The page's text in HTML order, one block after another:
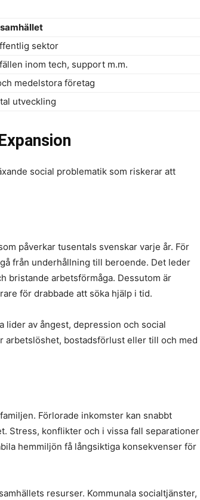
sektor
inom tech, support m.m.
medelstora företag
utveckling
social problematik som riskerar att
påverkar tusentals svenskar varje år. För
från underhållning till beroende. Det leder
bristande arbetsförmåga. Dessutom är
för drabbade att söka hjälp i tid.
lider av ångest, depression och social
arbetslöshet, bostadsförlust eller till och med
Förlorade inkomster kan snabbt
Stress, konflikter och i vissa fall separationer
hemmiljön få långsiktiga konsekvenser för
resurser. Kommunala socialtjänster,